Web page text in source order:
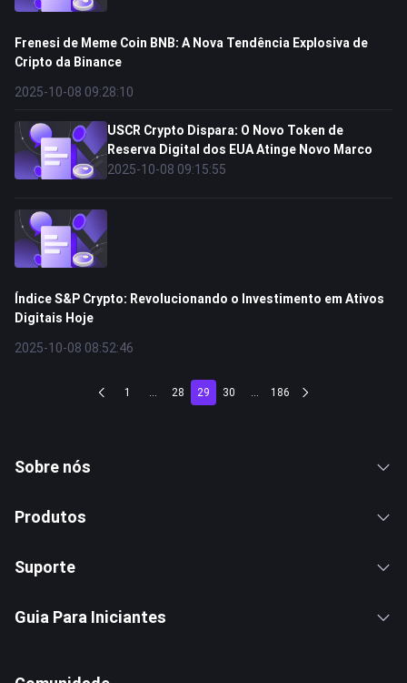
Frenesi de Meme Coin BNB: A Nova Tendência Explosiva de
Cripto da Binance
2025-10-08 09:28:10
USCR Crypto Dispara: O Novo Token de
Reserva Digital dos EUA Atinge Novo Marco
2025-10-08 09:15:55
Índice S&P Crypto: Revolucionando o Investimento em Ativos
Digitais Hoje
2025-10-08 08:52:46
1 ... 28 29 30 ... 186
Sobre nós
Produtos
Suporte
Guia Para Iniciantes